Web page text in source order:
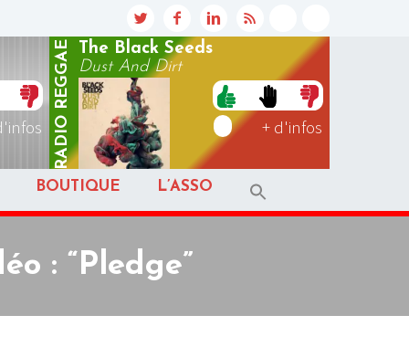
RADIO
REGGAE
The Black Seeds
Dust And Dirt
+ d'infos
BOUTIQUE L’ASSO
: “Pledge”